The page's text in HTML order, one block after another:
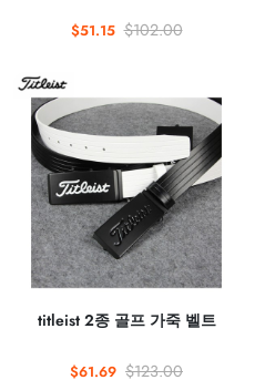
$51.15 $102.00
titleist 2종 골프 가죽 벨트
$61.69 $123.00